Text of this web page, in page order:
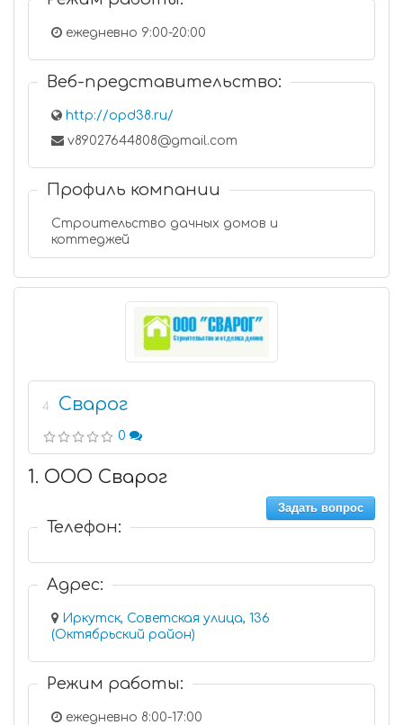
ежедневно 9:00-20:00
Веб-представительство:
http://opd38.ru/
v89027644808@gmail.com
Профиль компании
Строительство дачных домов и
коттеджей
4 Сварог
0
1. ООО Сварог
Задать вопрос
Телефон:
Адрес:
Иркутск, Советская улица, 136
(Октябрьский район)
Режим работы:
ежедневно 8:00-17:00